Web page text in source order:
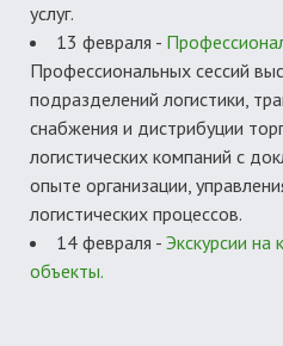
услуг.
13 февраля -
Профессиональных сессий
подразделений логистики,
снабжения и дистрибуции
логистических компаний с
опыте организации,
логистических процессов.
14 февраля - Экскурсии на
объекты.